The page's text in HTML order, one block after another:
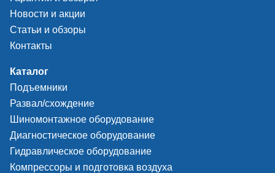
Новости и акции
Статьи и обзоры
Контакты
Каталог
Подъемники
Развал/схождение
Шиномонтажное оборудование
Диагностическое оборудование
Гидравлическое оборудование
Компрессоры и подготовка воздуха